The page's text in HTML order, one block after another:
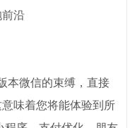
沿
本微信的束缚，直接
味着您将能体验到所